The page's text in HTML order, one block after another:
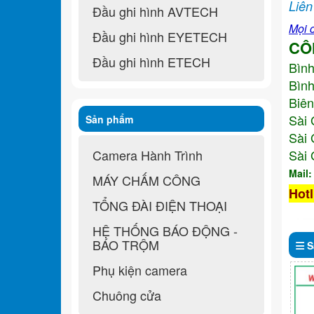
Mọi
Sài
Sài
Sài
Mail:
Đầu ghi hình AVTECH
Đầu ghi hình EYETECH
Đầu ghi hình ETECH
Sản phẩm
Camera Hành Trình
MÁY CHẤM CÔNG
TỔNG ĐÀI ĐIỆN THOẠI
HỆ THỐNG BÁO ĐỘNG -
BÁO TRỘM
Phụ kiện camera
Chuông cửa